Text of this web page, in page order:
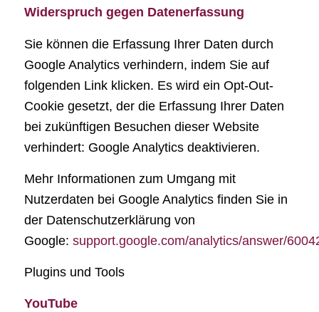
Widerspruch gegen Datenerfassung
Sie können die Erfassung Ihrer Daten durch
Google Analytics verhindern, indem Sie auf
folgenden Link klicken. Es wird ein Opt-Out-
Cookie gesetzt, der die Erfassung Ihrer Daten
bei zukünftigen Besuchen dieser Website
verhindert: Google Analytics deaktivieren.
Mehr Informationen zum Umgang mit
Nutzerdaten bei Google Analytics finden Sie in
der Datenschutzerklärung von
Google: support.google.com/analytics/answer/
Plugins und Tools
YouTube